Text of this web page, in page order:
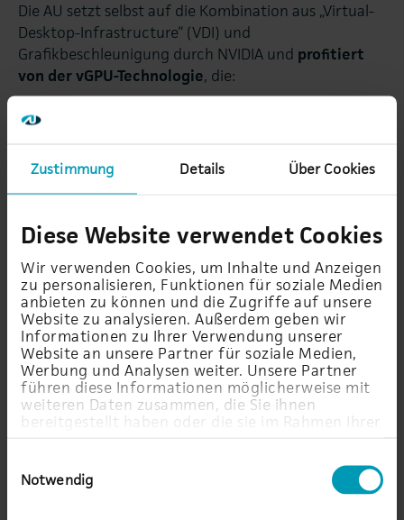
Zustimmung Details Über Cookies
Diese Website verwendet Cookies
Wir verwenden Cookies, um Inhalte und Anzeigen
zu personalisieren, Funktionen für soziale Medien
anbieten zu können und die Zugriffe auf unsere
Website zu analysieren. Außerdem geben wir
Informationen zu Ihrer Verwendung unserer
Website an unsere Partner für soziale Medien,
Werbung und Analysen weiter. Unsere Partner
führen diese Informationen möglicherweise mit
weiteren Daten zusammen, die Sie ihnen
bereitgestellt haben oder die sie im Rahmen Ihrer
Notwendig
Die AU setzt selbst auf die Kombination aus „Virtual-
Desktop-Infrastructure“ (VDI) und
Grafikbeschleunigung durch NVIDIA und profitiert
von der vGPU-Technologie, die:
CAD über VDI performant abbildet
überall und beinahe jedem Gerät ermöglicht
CPU-Ressourcen einspart
eine bessere User Experience garantiert
Die AU-Mehrwerte mit NVIDIA
Proof-of-Concept (POC) mit derVDI-Rollbox
Helpdesk 24x7 besetzt mit den AU-Experten
tiefe Expertise, jahrelange Erfahrung und